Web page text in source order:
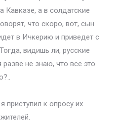
Кавказе, а в солдатские
что скоро, вот, сын
в Ичкерию и приведет с
видишь ли, русские
не знаю, что все это
приступил к опросу их